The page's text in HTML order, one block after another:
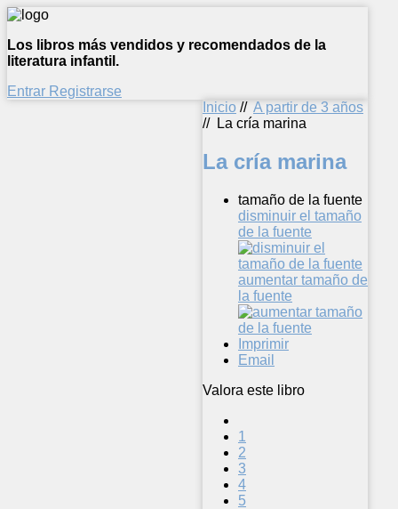
Los libros más vendidos y recomendados de la
literatura infantil.
Entrar Registrarse
Inicio // A partir de 3 años
// La cría marina
La cría marina
tamaño de la fuente
disminuir el tamaño
de la fuente
aumentar tamaño de
la fuente
Imprimir
Email
Valora este libro
1
2
3
4
5